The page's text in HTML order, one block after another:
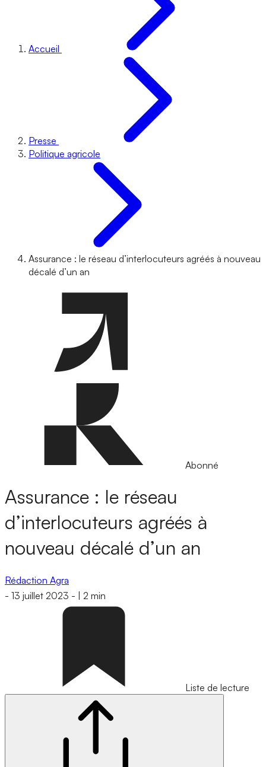
Accueil
Presse
Politique agricole
Assurance : le réseau d’interlocuteurs agréés à nouveau
décalé d’un an
Abonné
Assurance : le réseau
d’interlocuteurs agréés à
nouveau décalé d’un an
Rédaction Agra
- 13 juillet 2023 - 2 min
Liste de lecture